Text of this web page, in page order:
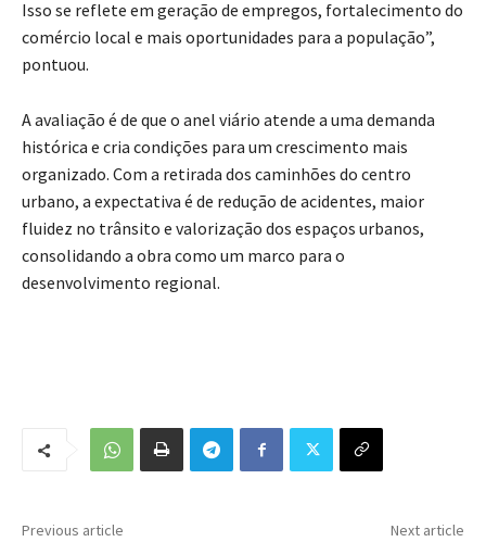
Isso se reflete em geração de empregos, fortalecimento do
comércio local e mais oportunidades para a população”,
pontuou.
A avaliação é de que o anel viário atende a uma demanda
histórica e cria condições para um crescimento mais
organizado. Com a retirada dos caminhões do centro
urbano, a expectativa é de redução de acidentes, maior
fluidez no trânsito e valorização dos espaços urbanos,
consolidando a obra como um marco para o
desenvolvimento regional.
Previous article Next article